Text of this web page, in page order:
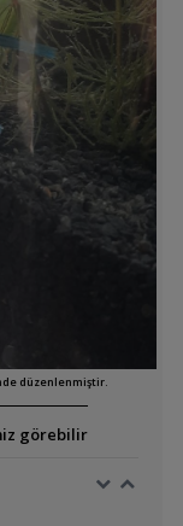
düzenlenmiştir.
görebilir